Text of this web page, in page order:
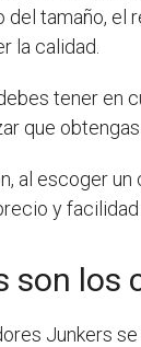
del tamaño, el
la calidad.
tener en
que
al escoger
y
son los
Junkers